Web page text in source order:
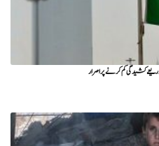
کم کرنے پر اصرار